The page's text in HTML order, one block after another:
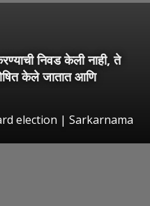
निवड केली नाही, ते
केले जातात आणि
election | Sarkarnama